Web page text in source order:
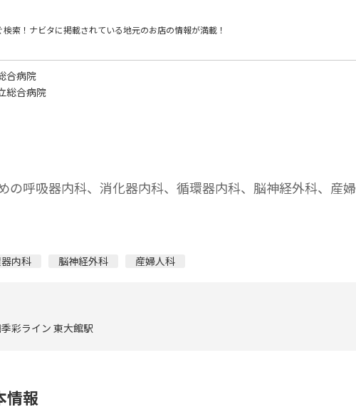
索！ ナビタに掲載されている地元のお店の情報が満載！
合病院
総合病院
の呼吸器内科、消化器内科、循環器内科、脳神経外科、産婦
内科 脳神経外科 産婦人科
彩ライン 東大館駅
情報